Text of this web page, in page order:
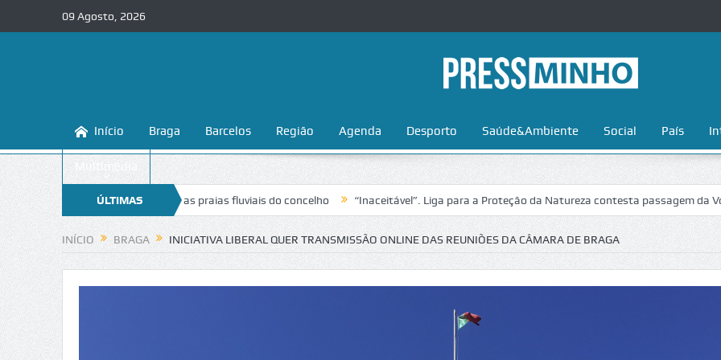
09 Agosto, 2026
Início Braga Barcelos Região Agenda Desporto Saúde&Ambiente Social País
Multimédia
ÚLTIMAS
NOTÍCIAS
a conhecer e proteger as praias fluviais do concelho “Inaceitável”. Liga para a Proteção da Natureza contesta passagem da Volta a
INÍCIO BRAGA INICIATIVA LIBERAL QUER TRANSMISSÃO ONLINE DAS REUNIÕES DA CÂMARA DE BRAGA